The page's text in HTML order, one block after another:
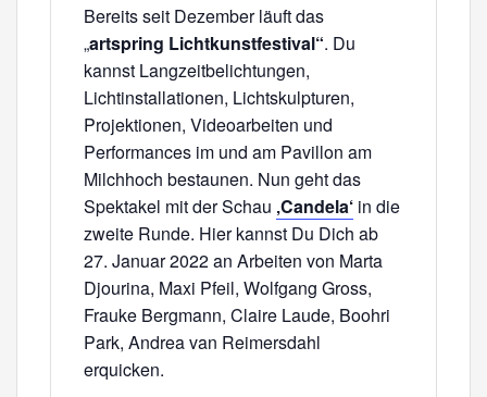
Bereits seit Dezember läuft das
„artspring Lichtkunstfestival“. Du
kannst Langzeitbelichtungen,
Lichtinstallationen, Lichtskulpturen,
Projektionen, Videoarbeiten und
Performances im und am Pavillon am
Milchhoch bestaunen. Nun geht das
Spektakel mit der Schau ‚Candela‘ in die
zweite Runde. Hier kannst Du Dich ab
27. Januar 2022 an Arbeiten von Marta
Djourina, Maxi Pfeil, Wolfgang Gross,
Frauke Bergmann, Claire Laude, Boohri
Park, Andrea van Reimersdahl
erquicken.